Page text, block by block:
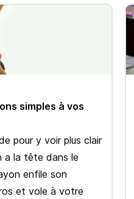
simples à vos
pour y voir plus clair
a la tête dans le
enfile son
et vole à votre